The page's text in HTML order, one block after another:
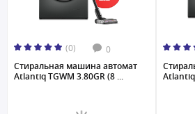
(0) 0
Стиральная машина автомат
Atlantiq TGWM 3.80GR (8 ...
Atlantiq